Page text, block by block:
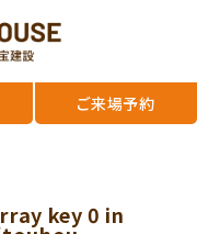
ご来場予約
key 0 in